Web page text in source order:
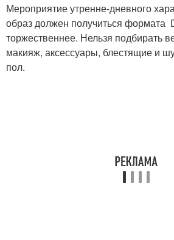
Мероприятие утренне-дневного
образ должен получиться формата
торжественнее. Нельзя подбирать
макияж, аксессуары, блестящие и
пол.